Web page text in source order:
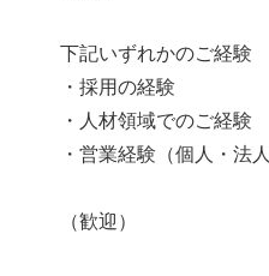
下記いずれかのご経験
・採用の経験
・人材領域でのご経験
・営業経験（個人・法
（歓迎）